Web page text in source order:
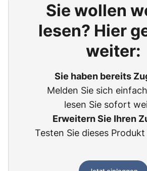
Sie wollen
lesen? Hier
weiter:
Sie haben bereits
Melden Sie sich
lesen Sie sofort
Erweitern Sie Ihren
Testen Sie dieses